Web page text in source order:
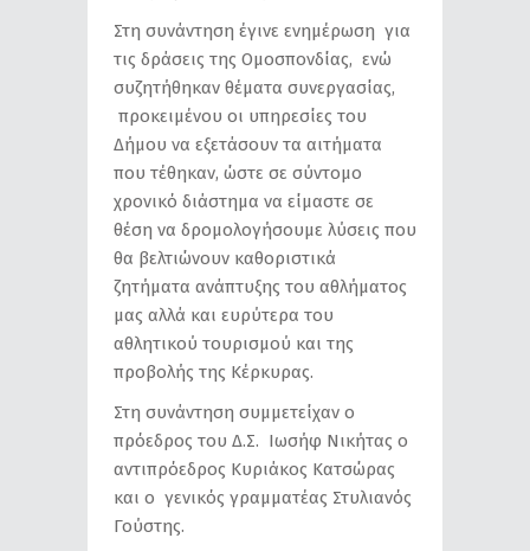
Στη συνάντηση έγινε ενημέρωση για
τις δράσεις της Ομοσπονδίας, ενώ
συζητήθηκαν θέματα συνεργασίας,
προκειμένου οι υπηρεσίες του
Δήμου να εξετάσουν τα αιτήματα
που τέθηκαν, ώστε σε σύντομο
χρονικό διάστημα να είμαστε σε
θέση να δρομολογήσουμε λύσεις που
θα βελτιώνουν καθοριστικά
ζητήματα ανάπτυξης του αθλήματος
μας αλλά και ευρύτερα του
αθλητικού τουρισμού και της
προβολής της Κέρκυρας.
Στη συνάντηση συμμετείχαν ο
πρόεδρος του Δ.Σ. Ιωσήφ Νικήτας ο
αντιπρόεδρος Κυριάκος Κατσώρας
και ο γενικός γραμματέας Στυλιανός
Γούστης.